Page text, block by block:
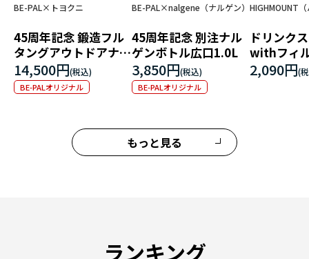
BE-PAL×トヨクニ
45周年記念 鍛造フル
タングアウトドアナイ
フ「独遊」
14,500円
BE-PALオリジナル
BE-PAL×nalgene（ナルゲン）
45周年記念 別注ナル
ゲンボトル広口1.0L
3,850円
BE-PALオリジナル
HIGHMOUNT
ドリンク
withフィ
2,090円
もっと見る
ランキング